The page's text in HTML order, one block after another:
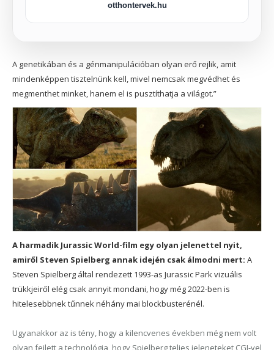
otthontervek.hu
A genetikában és a génmanipulációban olyan erő rejlik, amit
mindenképpen tisztelnünk kell, mivel nemcsak megvédhet és
megmenthet minket, hanem el is pusztíthatja a világot.”
A harmadik Jurassic World-film egy olyan jelenettel nyit,
amiről Steven Spielberg annak idején csak álmodni mert: A
Steven Spielberg által rendezett 1993-as Jurassic Park vizuális
trükkjeiről elég csak annyit mondani, hogy még 2022-ben is
hitelesebbnek tűnnek néhány mai blockbusterénél.
Ugyanakkor az is tény, hogy a kilencvenes években még nem volt
olyan fejlett a technológia, hogy Spielberg teljes jeleneteket CGI-vel